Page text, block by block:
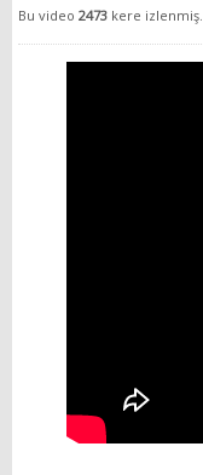
Bu video 2473 kere izlenmiş.